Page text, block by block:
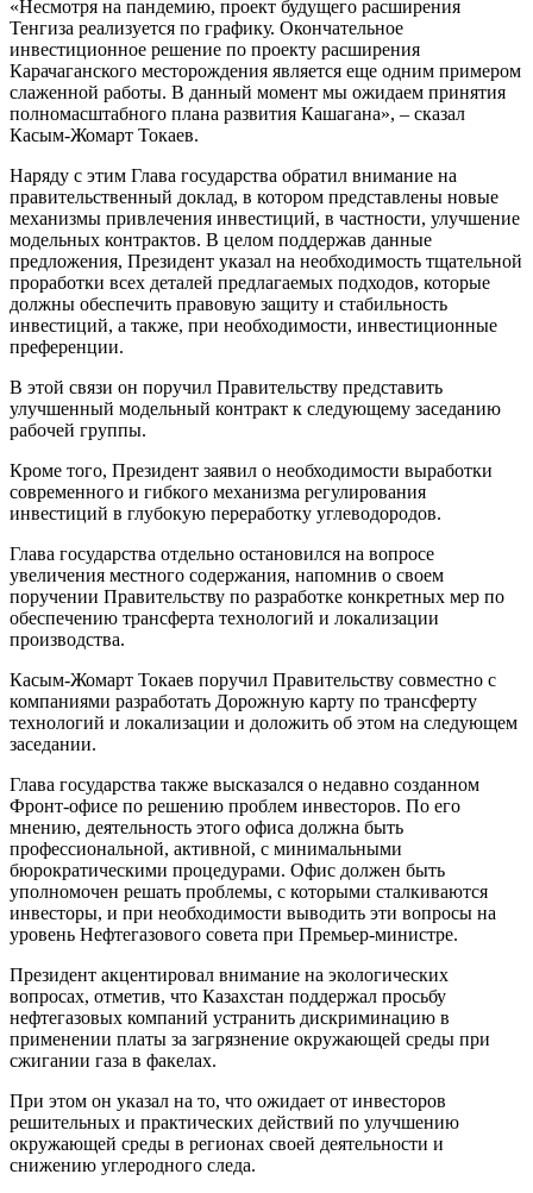
«Несмотря на пандемию, проект будущего расширения
Тенгиза реализуется по графику. Окончательное
инвестиционное решение по проекту расширения
Карачаганского месторождения является еще одним примером
слаженной работы. В данный момент мы ожидаем принятия
полномасштабного плана развития Кашагана», – сказал
Касым-Жомарт Токаев.
Наряду с этим Глава государства обратил внимание на
правительственный доклад, в котором представлены новые
механизмы привлечения инвестиций, в частности, улучшение
модельных контрактов. В целом поддержав данные
предложения, Президент указал на необходимость тщательной
проработки всех деталей предлагаемых подходов, которые
должны обеспечить правовую защиту и стабильность
инвестиций, а также, при необходимости, инвестиционные
преференции.
В этой связи он поручил Правительству представить
улучшенный модельный контракт к следующему заседанию
рабочей группы.
Кроме того, Президент заявил о необходимости выработки
современного и гибкого механизма регулирования
инвестиций в глубокую переработку углеводородов.
Глава государства отдельно остановился на вопросе
увеличения местного содержания, напомнив о своем
поручении Правительству по разработке конкретных мер по
обеспечению трансферта технологий и локализации
производства.
Касым-Жомарт Токаев поручил Правительству совместно с
компаниями разработать Дорожную карту по трансферту
технологий и локализации и доложить об этом на следующем
заседании.
Глава государства также высказался о недавно созданном
Фронт-офисе по решению проблем инвесторов. По его
мнению, деятельность этого офиса должна быть
профессиональной, активной, с минимальными
бюрократическими процедурами. Офис должен быть
уполномочен решать проблемы, с которыми сталкиваются
инвесторы, и при необходимости выводить эти вопросы на
уровень Нефтегазового совета при Премьер-министре.
Президент акцентировал внимание на экологических
вопросах, отметив, что Казахстан поддержал просьбу
нефтегазовых компаний устранить дискриминацию в
применении платы за загрязнение окружающей среды при
сжигании газа в факелах.
При этом он указал на то, что ожидает от инвесторов
решительных и практических действий по улучшению
окружающей среды в регионах своей деятельности и
снижению углеродного следа.